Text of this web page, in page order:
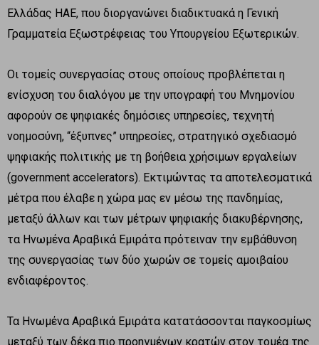
Ελλάδας ΗΑΕ, που διοργανώνει διαδικτυακά η Γενική
Γραμματεία Εξωστρέφειας του Υπουργείου Εξωτερικών.
Οι τομείς συνεργασίας στους οποίους προβλέπεται η
ενίσχυση του διαλόγου με την υπογραφή του Μνημονίου
αφορούν σε ψηφιακές δημόσιες υπηρεσίες, τεχνητή
νοημοσύνη, “έξυπνες” υπηρεσίες, στρατηγικό σχεδιασμό
ψηφιακής πολιτικής με τη βοήθεια χρήσιμων εργαλείων
(government accelerators). Εκτιμώντας τα αποτελεσματικά
μέτρα που έλαβε η χώρα μας εν μέσω της πανδημίας,
μεταξύ άλλων και των μέτρων ψηφιακής διακυβέρνησης,
τα Ηνωμένα Αραβικά Εμιράτα πρότειναν την εμβάθυνση
της συνεργασίας των δύο χωρών σε τομείς αμοιβαίου
ενδιαφέροντος.
Τα Ηνωμένα Αραβικά Εμιράτα κατατάσσονται παγκοσμίως
μεταξύ των δέκα πιο προηγμένων κρατών στον τομέα της